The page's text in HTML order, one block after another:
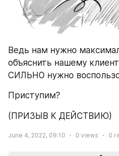
Ведь нам нужно
объяснить нашему
СИЛЬНО нужно
Приступим?
(ПРИЗЫВ К ДЕЙСТВИЮ)
June 4, 2022, 09:10 0 views 0